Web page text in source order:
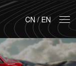
CN/EN